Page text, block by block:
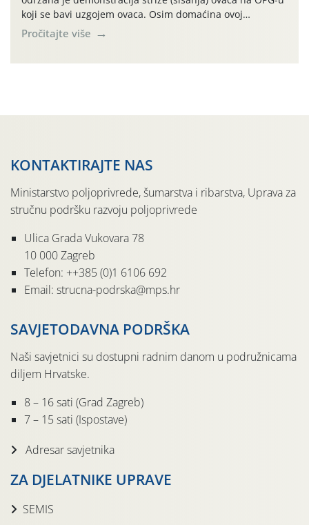
koji se bavi uzgojem ovaca. Osim domaćina ovoj
demonstraciji striže prisustvovalo je desetak
poljoprivrednika iz različitih dijelova Karlovačke županije.
Pročitajte više
KONTAKTIRAJTE NAS
Ministarstvo poljoprivrede, šumarstva i ribarstva, Uprava za
stručnu podršku razvoju poljoprivrede
Ulica Grada Vukovara 78
10 000 Zagreb
Telefon: ++385 (0)1 6106 692
Email: strucna-podrska@mps.hr
SAVJETODAVNA PODRŠKA
Naši savjetnici su dostupni radnim danom u podružnicama
diljem Hrvatske.
8 – 16 sati (Grad Zagreb)
7 – 15 sati (Ispostave)
Adresar savjetnika
ZA DJELATNIKE UPRAVE
SEMIS